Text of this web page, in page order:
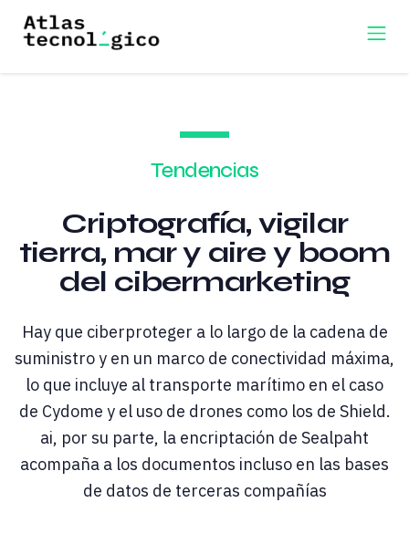
Tendencias
Criptografía, vigilar
tierra, mar y aire y boom
del cibermarketing
Hay que ciberproteger a lo largo de la cadena de
suministro y en un marco de conectividad máxima,
lo que incluye al transporte marítimo en el caso
de Cydome y el uso de drones como los de Shield.
ai, por su parte, la encriptación de Sealpaht
acompaña a los documentos incluso en las bases
de datos de terceras compañías